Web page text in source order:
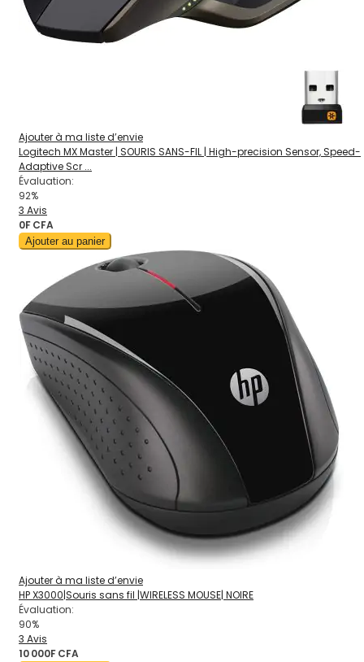
Ajouter à ma liste d’envie
Logitech MX Master | SOURIS SANS-FIL | High-precision Sensor, Speed-
Adaptive Scr ...
Évaluation:
92%
3 Avis
0F CFA
Ajouter au panier
Ajouter à ma liste d’envie
HP X3000|Souris sans fil |WIRELESS MOUSE| NOIRE
Évaluation:
90%
3 Avis
10 000F CFA